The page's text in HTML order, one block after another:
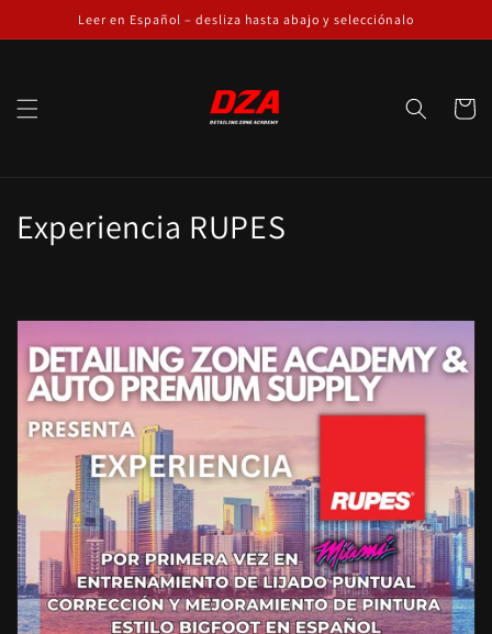
directamente
al contenido
Leer en Español – desliza hasta abajo y selecciónalo
Carrito
C
l
e
c
c
i
ó
n
:
Experiencia RUPES